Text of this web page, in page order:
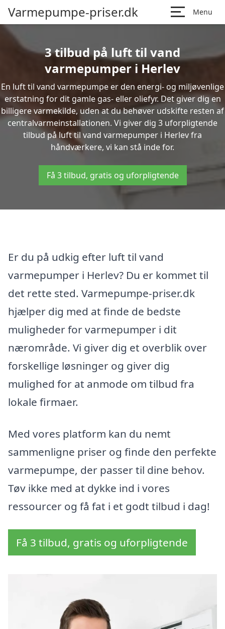
Varmepumpe-priser.dk Menu
3 tilbud på luft til vand
varmepumper i Herlev
En luft til vand varmepumpe er den energi- og miljøvenlige
erstatning for dit gamle gas- eller oliefyr. Det giver dig en
billigere varmekilde, uden at du behøver udskifte resten af
centralvarmeinstallationen. Vi giver dig 3 uforpligtende
tilbud på luft til vand varmepumper i Herlev fra
håndværkere, vi kan stå inde for.
Få 3 tilbud, gratis og uforpligtende
Er du på udkig efter luft til vand
varmepumper i Herlev? Du er kommet til
det rette sted. Varmepumpe-priser.dk
hjælper dig med at finde de bedste
muligheder for varmepumper i dit
nærområde. Vi giver dig et overblik over
forskellige løsninger og giver dig
mulighed for at anmode om tilbud fra
lokale firmaer.
Med vores platform kan du nemt
sammenligne priser og finde den perfekte
varmepumpe, der passer til dine behov.
Tøv ikke med at dykke ind i vores
ressourcer og få fat i et godt tilbud i dag!
Få 3 tilbud, gratis og uforpligtende